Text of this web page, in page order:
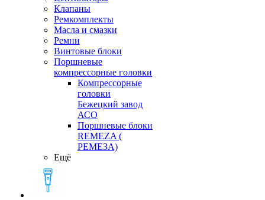
Клапаны
Ремкомплекты
Масла и смазки
Ремни
Винтовые блоки
Поршневые
компрессорные головки
Компрессорные
головки
Бежецкий завод
АСО
Поршневые блоки
REMEZA (
РЕМЕЗА)
Ещё